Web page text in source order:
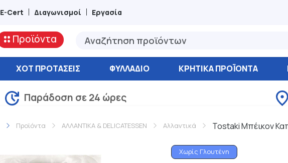
E-Cert Διαγωνισμοί Εργασία
Προϊόντα
ΧΟΤ ΠΡΟΤΆΣΕΙΣ ΦΥΛΛΆΔΙΟ ΚΡΗΤΙΚΑ ΠΡΟΪΟΝΤΑ
Παράδοση σε 24 ώρες
Προϊόντα ΑΛΛΑΝΤΙΚΑ & DELICATESSEN Αλλαντικά Tostaki Μπέικον
Χωρίς Γλουτένη